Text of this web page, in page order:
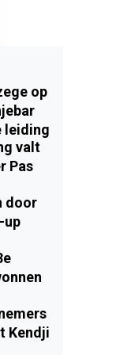
op
leiding
valt
Pas
door
up
Kendji